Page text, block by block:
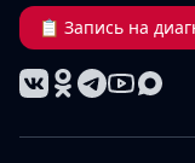
📋 Запись на